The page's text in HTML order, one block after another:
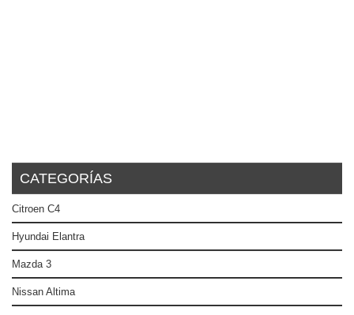
CATEGORÍAS
Citroen C4
Hyundai Elantra
Mazda 3
Nissan Altima